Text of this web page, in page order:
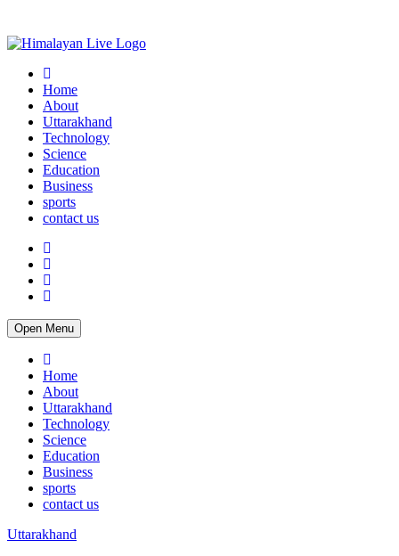
Home
About
Uttarakhand
Technology
Science
Education
Business
sports
contact us
Open Menu
Home
About
Uttarakhand
Technology
Science
Education
Business
sports
contact us
Uttarakhand